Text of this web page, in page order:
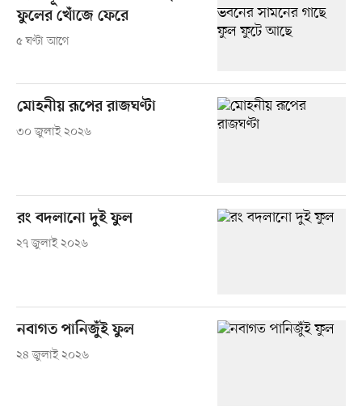
ফুলের খোঁজে ফেরে
৫ ঘণ্টা আগে
মোহনীয় রূপের রাজঘণ্টা
৩০ জুলাই ২০২৬
রং বদলানো দুই ফুল
২৭ জুলাই ২০২৬
নবাগত পানিজুঁই ফুল
২৪ জুলাই ২০২৬